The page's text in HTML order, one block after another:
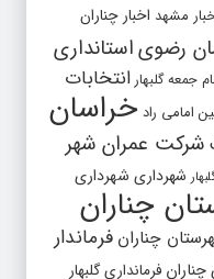
مشهد اخبار چناران
رضویاستانداری
جمعه گلبهار انتخابات
امامی راد خراسان
شرکت عمران شهر
شهرداری شهرداری
چناران
چناران فرماندار
چناران فرمانداری گلبهار